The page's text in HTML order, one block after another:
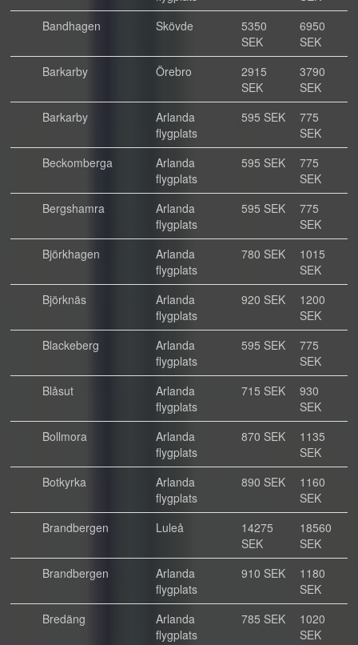
Bandhagen
Skövde
5350
SEK
6950
SEK
Barkarby
Örebro
2915
SEK
3790
SEK
Barkarby
Arlanda
flygplats
595 SEK
775
SEK
Beckomberga
Arlanda
flygplats
595 SEK
775
SEK
Bergshamra
Arlanda
flygplats
595 SEK
775
SEK
Björkhagen
Arlanda
flygplats
780 SEK
1015
SEK
Björknäs
Arlanda
flygplats
920 SEK
1200
SEK
Blackeberg
Arlanda
flygplats
595 SEK
775
SEK
Blåsut
Arlanda
flygplats
715 SEK
930
SEK
Bollmora
Arlanda
flygplats
870 SEK
1135
SEK
Botkyrka
Arlanda
flygplats
890 SEK
1160
SEK
Brandbergen
Luleå
14275
SEK
18560
SEK
Brandbergen
Arlanda
flygplats
910 SEK
1180
SEK
Bredäng
Arlanda
flygplats
785 SEK
1020
SEK